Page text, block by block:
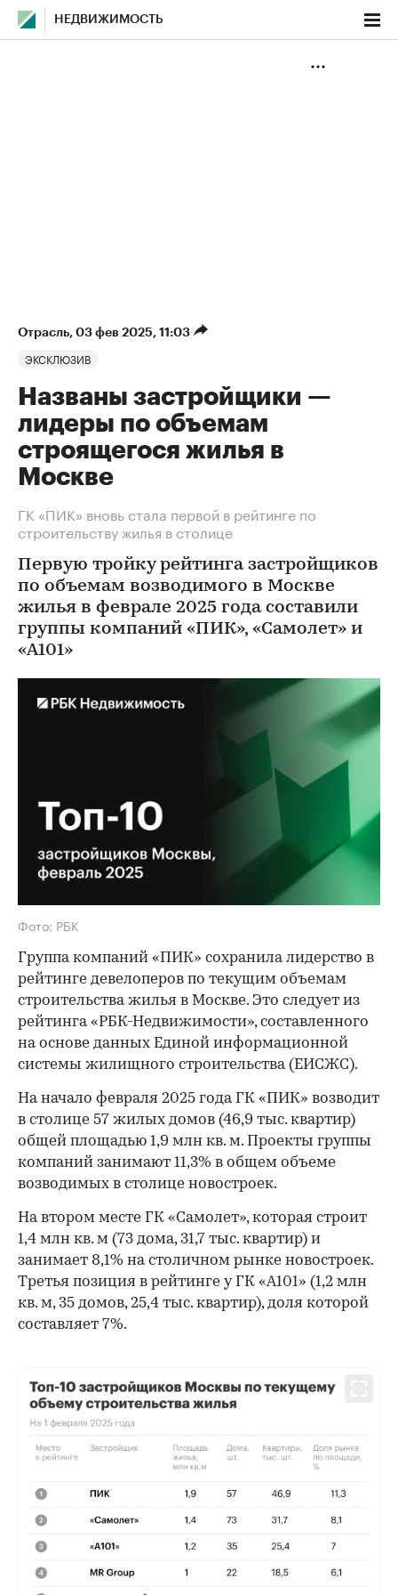
НЕДВИЖИМОСТЬ
Отрасль⁠, 03 фев 2025, 11:03
ЭКСКЛЮЗИВ
Названы застройщики —
лидеры по объемам
строящегося жилья в
Москве
ГК «ПИК» вновь стала первой в рейтинге по
строительству жилья в столице
Первую тройку рейтинга застройщиков
по объемам возводимого в Москве
жилья в феврале 2025 года составили
группы компаний «ПИК», «Самолет» и
«А101»
Фото: РБК
Группа компаний «ПИК» сохранила лидерство в
рейтинге девелоперов по текущим объемам
строительства жилья в Москве. Это следует из
рейтинга «РБК-Недвижимости», составленного
на основе данных Единой информационной
системы жилищного строительства (ЕИСЖС).
На начало февраля 2025 года ГК «ПИК» возводит
в столице 57 жилых домов (46,9 тыс. квартир)
общей площадью 1,9 млн кв. м. Проекты группы
компаний занимают 11,3% в общем объеме
возводимых в столице новостроек.
На втором месте ГК «Самолет», которая строит
1,4 млн кв. м (73 дома, 31,7 тыс. квартир) и
занимает 8,1% на столичном рынке новостроек.
Третья позиция в рейтинге у ГК «А101» (1,2 млн
кв. м, 35 домов, 25,4 тыс. квартир), доля которой
составляет 7%.